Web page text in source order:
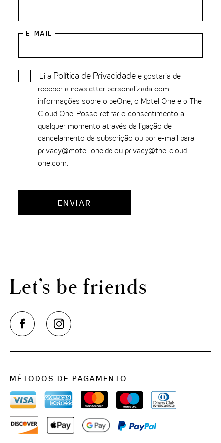
E-MAIL
Li a Política de Privacidade e gostaria de
receber a newsletter personalizada com
informações sobre o beOne, o Motel One e o The
Cloud One. Posso retirar o consentimento a
qualquer momento através da ligação de
cancelamento da subscrição ou por e-mail para
privacy@motel-one.de ou privacy@the-cloud-
one.com.
ENVIAR
Let’s be friends
MÉTODOS DE PAGAMENTO